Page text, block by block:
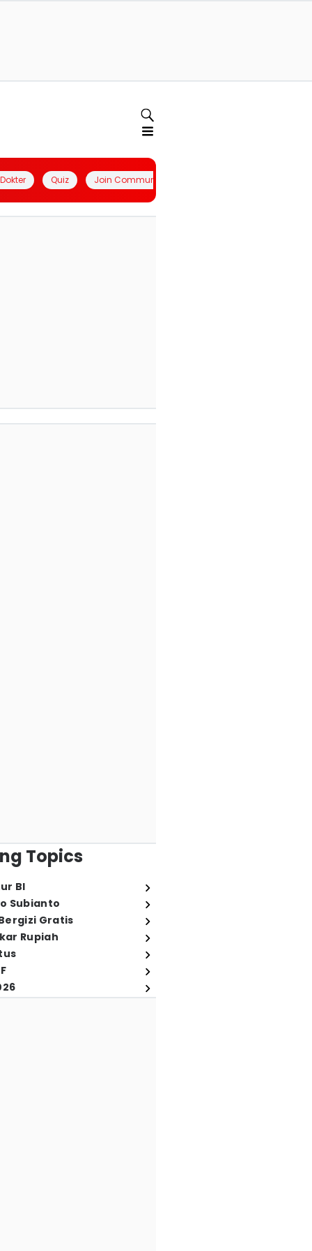
Quiz Join Community
Topics
BI
Subianto
Gratis
Rupiah